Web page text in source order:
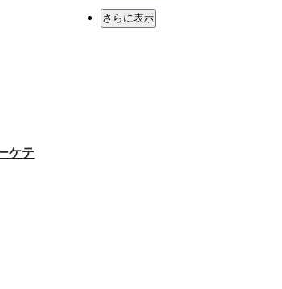
さらに表示
ケテ